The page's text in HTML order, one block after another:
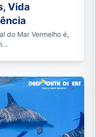
Vida
do Mar Vermelho é,